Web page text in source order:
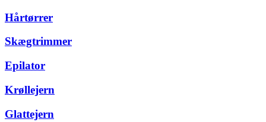
Hårtørrer
Skægtrimmer
Epilator
Krøllejern
Glattejern